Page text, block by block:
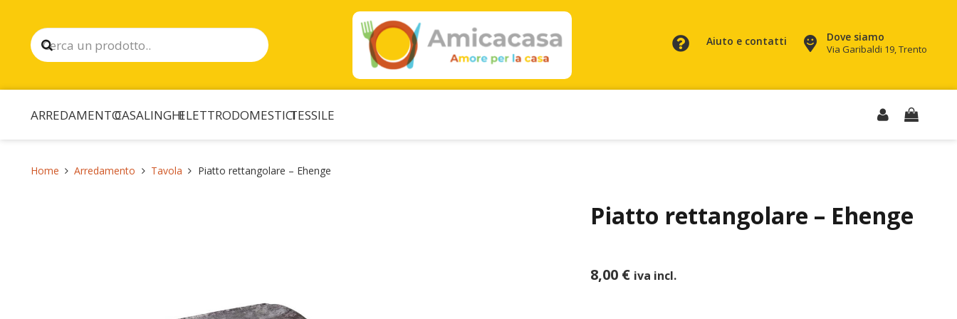
Aiuto e contatti Dove siamo
Via Garibaldi 19, Trento
ARREDAMENTOCASALINGHIELETTRODOMESTICITESSILE
Home Arredamento Tavola Piatto rettangolare – Ehenge
Piatto rettangolare – Ehenge
8,00 € iva incl.